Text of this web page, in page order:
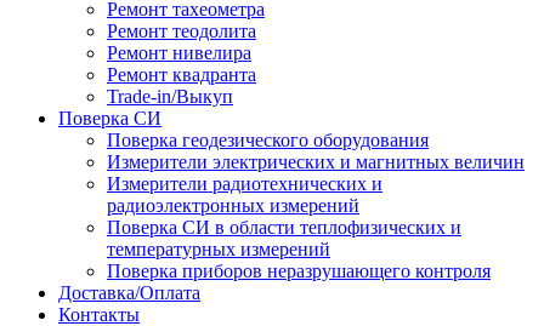
Ремонт тахеометра
Ремонт теодолита
Ремонт нивелира
Ремонт квадранта
Trade-in/Выкуп
Поверка СИ
Поверка геодезического оборудования
Измерители электрических и магнитных величин
Измерители радиотехнических и
радиоэлектронных измерений
Поверка СИ в области теплофизических и
температурных измерений
Поверка приборов неразрушающего контроля
Доставка/Оплата
Контакты